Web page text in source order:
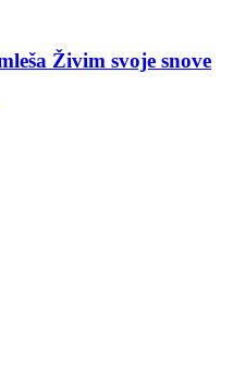
Živim svoje snove